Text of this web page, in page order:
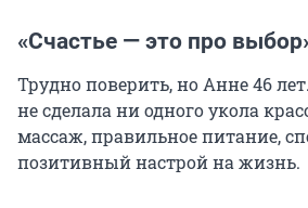
«Счастье — это про
Трудно поверить, но Анне 46
не сделала ни одного укола
массаж, правильное питание,
позитивный настрой на жизнь.